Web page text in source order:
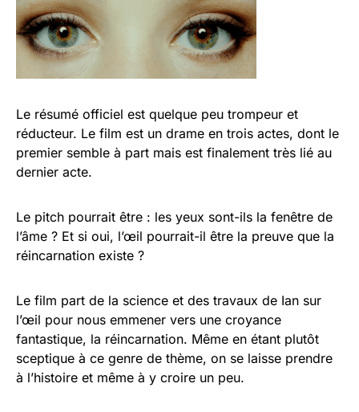
Le résumé officiel est quelque peu trompeur et
réducteur. Le film est un drame en trois actes, dont le
premier semble à part mais est finalement très lié au
dernier acte.
Le pitch pourrait être : les yeux sont-ils la fenêtre de
l’âme ? Et si oui, l’œil pourrait-il être la preuve que la
réincarnation existe ?
Le film part de la science et des travaux de Ian sur
l’œil pour nous emmener vers une croyance
fantastique, la réincarnation. Même en étant plutôt
sceptique à ce genre de thème, on se laisse prendre
à l’histoire et même à y croire un peu.